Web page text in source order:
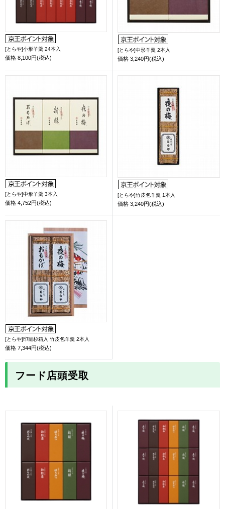
[とらや]小形羊羹 24本入
価格 8,100円(税込)
[とらや]中形羊羹 2本入
価格 3,240円(税込)
[とらや]中形羊羹 3本入
価格 4,752円(税込)
[とらや]竹皮包羊羹 1本入
価格 3,240円(税込)
[とらや]印籠杉箱入 竹皮包羊羹 2本入
価格 7,344円(税込)
フード店頭受取